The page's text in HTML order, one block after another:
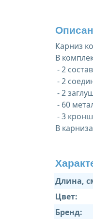
Карниз
В
- 2
- 2
- 2
- 60
- 3
В
Длина,
Цвет:
Бренд: